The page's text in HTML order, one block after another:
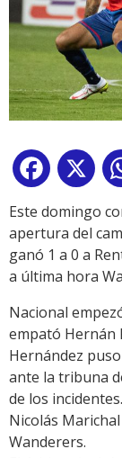
Facebook
X
Este domingo
apertura del
ganó 1 a 0 a
a última hora
Nacional
empató Hernán
Hernández
ante la tribuna
de los
Nicolás
Wanderers.